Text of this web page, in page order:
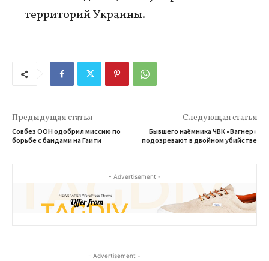
территорий Украины.
Предыдущая статья
Совбез ООН одобрил миссию по
борьбе с бандами на Гаити
Следующая статья
Бывшего наёмника ЧВК «Вагнер»
подозревают в двойном убийстве
- Advertisement -
- Advertisement -